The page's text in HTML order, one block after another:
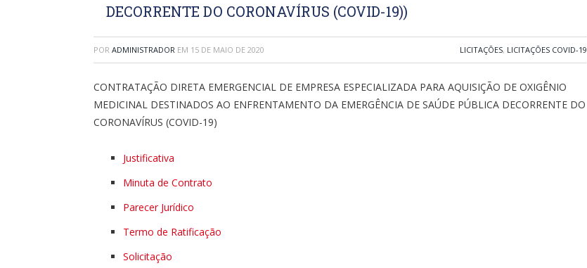
DECORRENTE DO CORONAVÍRUS (COVID-19))
POR ADMINISTRADOR EM 15 DE MAIO DE 2020 LICITAÇÕES, LICITAÇÕES COVID-19
CONTRATAÇÃO DIRETA EMERGENCIAL DE EMPRESA ESPECIALIZADA PARA AQUISIÇÃO DE OXIGÊNIO
MEDICINAL DESTINADOS AO ENFRENTAMENTO DA EMERGÊNCIA DE SAÚDE PÚBLICA DECORRENTE DO
CORONAVÍRUS (COVID-19)
Justificativa
Minuta de Contrato
Parecer Jurídico
Termo de Ratificação
Solicitação